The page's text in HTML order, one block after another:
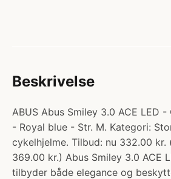
Beskrivelse
ABUS Abus Smiley 3.0 ACE LED
- Royal blue - Str. M. Kategori:
cykelhjelme. Tilbud: nu 332.00 kr.
369.00 kr.) Abus Smiley 3.0 ACE
tilbyder både elegance og